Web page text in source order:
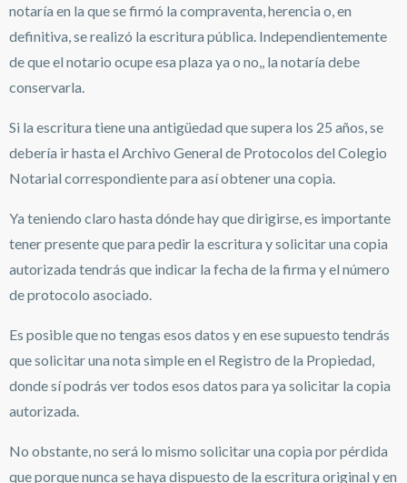
notaría en la que se firmó la compraventa, herencia o, en
definitiva, se realizó la escritura pública. Independientemente
de que el notario ocupe esa plaza ya o no,, la notaría debe
conservarla.
Si la escritura tiene una antigüedad que supera los 25 años, se
debería ir hasta el Archivo General de Protocolos del Colegio
Notarial correspondiente para así obtener una copia.
Ya teniendo claro hasta dónde hay que dirigirse, es importante
tener presente que para pedir la escritura y solicitar una copia
autorizada tendrás que indicar la fecha de la firma y el número
de protocolo asociado.
Es posible que no tengas esos datos y en ese supuesto tendrás
que solicitar una nota simple en el Registro de la Propiedad,
donde sí podrás ver todos esos datos para ya solicitar la copia
autorizada.
No obstante, no será lo mismo solicitar una copia por pérdida
que porque nunca se haya dispuesto de la escritura original y en